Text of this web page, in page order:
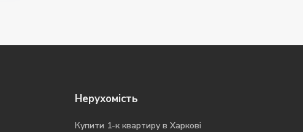
Нерухомість
Купити 1-к квартиру в Харкові